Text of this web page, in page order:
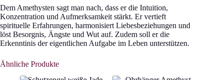
Dem Amethysten sagt man nach, dass er die Intuition,
Konzentration und Aufmerksamkeit stärkt. Er vertieft
spirituelle Erfahrungen, harmonisiert Liebesbeziehungen und
löst Besorgnis, Ängste und Wut auf. Zudem soll er die
Erkenntinis der eigentlichen Aufgabe im Leben unterstützen.
Ähnliche Produkte